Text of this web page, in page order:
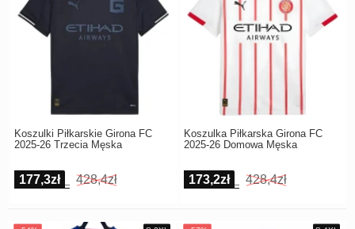
Koszulki Piłkarskie Girona FC
2025-26 Trzecia Męska
177,3zł 428,4zł
Koszulka Piłkarska Girona FC
2025-26 Domowa Męska
173,2zł 428,4zł